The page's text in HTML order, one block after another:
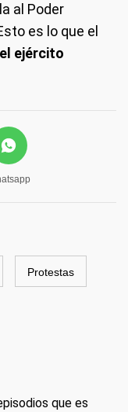
al Poder
es lo que el
ejército
Protestas
que es